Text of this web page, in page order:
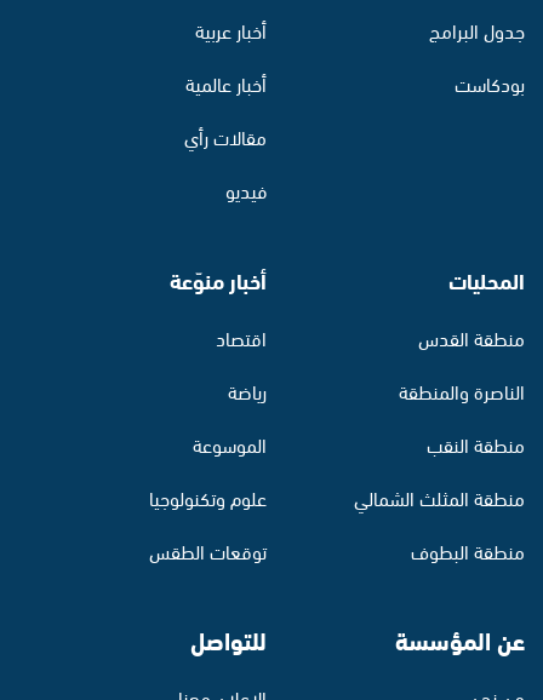
جدول البرامج
بودكاست
أخبار عربية
أخبار عالمية
مقالات رأي
فيديو
المحليات
منطقة القدس
الناصرة والمنطقة
منطقة النقب
منطقة المثلث الشمالي
منطقة البطوف
أخبار منوّعة
اقتصاد
رياضة
الموسوعة
علوم وتكنولوجيا
توقعات الطقس
عن المؤسسة للتواصل